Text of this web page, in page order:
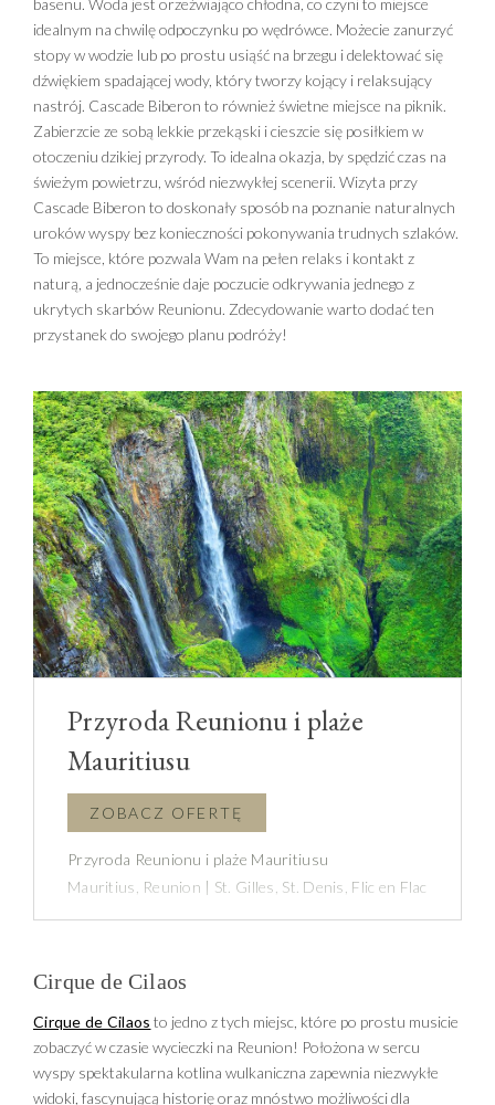
basenu. Woda jest orzeźwiająco chłodna, co czyni to miejsce
idealnym na chwilę odpoczynku po wędrówce. Możecie zanurzyć
stopy w wodzie lub po prostu usiąść na brzegu i delektować się
dźwiękiem spadającej wody, który tworzy kojący i relaksujący
nastrój. Cascade Biberon to również świetne miejsce na piknik.
Zabierzcie ze sobą lekkie przekąski i cieszcie się posiłkiem w
otoczeniu dzikiej przyrody. To idealna okazja, by spędzić czas na
świeżym powietrzu, wśród niezwykłej scenerii. Wizyta przy
Cascade Biberon to doskonały sposób na poznanie naturalnych
uroków wyspy bez konieczności pokonywania trudnych szlaków.
To miejsce, które pozwala Wam na pełen relaks i kontakt z
naturą, a jednocześnie daje poczucie odkrywania jednego z
ukrytych skarbów Reunionu. Zdecydowanie warto dodać ten
przystanek do swojego planu podróży!
Przyroda Reunionu i plaże
Mauritiusu
Przyroda Reunionu i plaże Mauritiusu
Mauritius, Reunion | St. Gilles, St. Denis, Flic en Flac
Cirque de Cilaos
Cirque de Cilaos to jedno z tych miejsc, które po prostu musicie
zobaczyć w czasie wycieczki na Reunion! Położona w sercu
wyspy spektakularna kotlina wulkaniczna zapewnia niezwykłe
widoki, fascynującą historię oraz mnóstwo możliwości dla